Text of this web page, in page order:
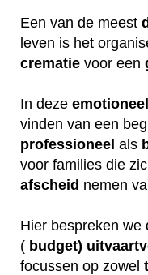
Een van de meest
leven is het
crematie voor een
In deze emotioneel
vinden van een
professioneel als
voor families die
afscheid nemen
Hier bespreken we
( budget)
focussen op zowel